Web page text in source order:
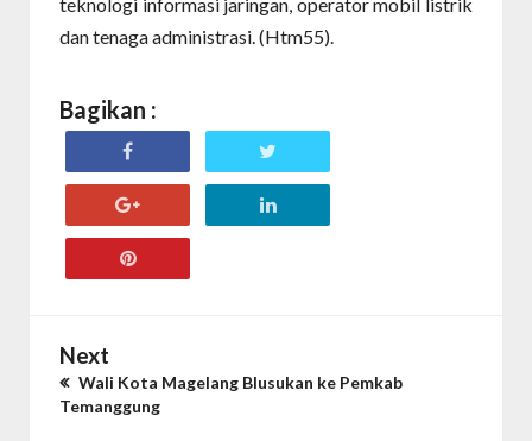
dan tenaga administrasi. (Htm55).
Bagikan :
Next
Wali Kota Magelang Blusukan ke Pemkab
Temanggung